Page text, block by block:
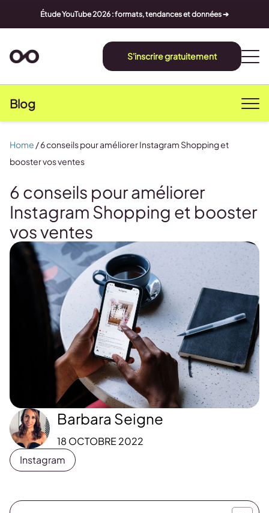
Étude YouTube 2026 : formats, tendances et données ➔
S'inscrire gratuitement
Blog
6 conseils pour améliorer
Instagram Shopping et booster
vos ventes
Barbara Seigne
18 OCTOBRE 2022
Instagram
Home /6 conseils pour améliorer Instagram Shopping et
booster vos ventes